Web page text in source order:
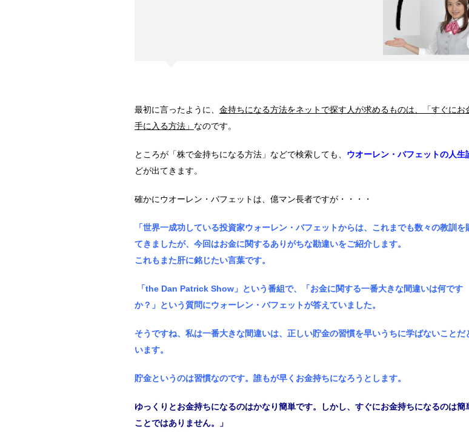
最初に言ったように、 金持ちになる方法をネットで探す人が求めるものは、「すぐにお
手に入る方法」 なのです。
ところが「株で金持ちになる方法」などで検索しても、 ウオーレン・バフェットの人生
どが出てきます。
確かにウオーレン・バフェットは、億マン長者ですが・・・・
「世界一成功している投資家ウォーレン・バフェットからは、これまでも数々の教訓を
てきましたが、今回はお金に関するありがちな勘違いをご紹介します。
これもまた肝に銘じたい言葉です。
「the Dan Patrick Show」という番組で、「お金に関する一番大きな間違いは何です
か？」という質問にウォーレン・バフェットが答えていました。
そうですね、私は一番大きな間違いは、正しい貯金の習慣を早いうちに学ばないことだ
います。
貯金というのは習慣なのです。誰もが早くお金持ちになろうとします。
ゆっくりとお金持ちになるのはかなり簡単です。しかし、すぐにお金持ちになるのは簡
ことではありません。」